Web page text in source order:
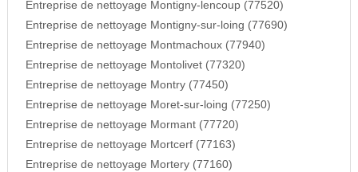
Entreprise de nettoyage Montigny-lencoup (77520)
Entreprise de nettoyage Montigny-sur-loing (77690)
Entreprise de nettoyage Montmachoux (77940)
Entreprise de nettoyage Montolivet (77320)
Entreprise de nettoyage Montry (77450)
Entreprise de nettoyage Moret-sur-loing (77250)
Entreprise de nettoyage Mormant (77720)
Entreprise de nettoyage Mortcerf (77163)
Entreprise de nettoyage Mortery (77160)